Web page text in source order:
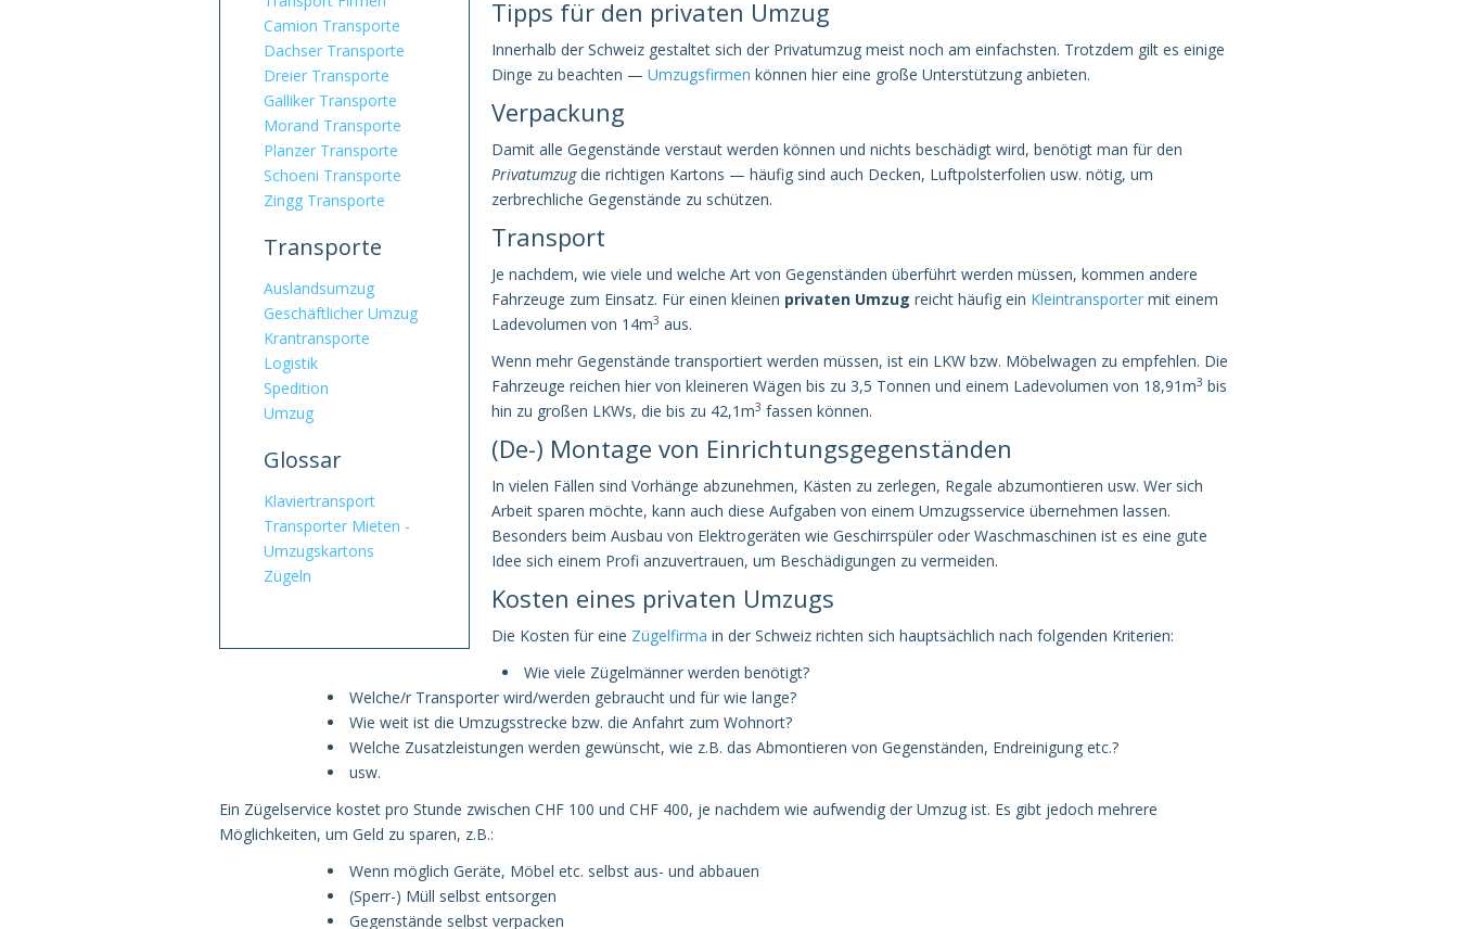
Camion Transporte
Dachser Transporte
Dreier Transporte
Galliker Transporte
Morand Transporte
Planzer Transporte
Schoeni Transporte
Zingg Transporte
Transporte
Auslandsumzug
Geschäftlicher Umzug
Krantransporte
Logistik
Spedition
Umzug
Glossar
Klaviertransport
Transporter Mieten -
Umzugskartons
Zügeln
Tipps für den privaten Umzug
Innerhalb der Schweiz gestaltet sich der Privatumzug meist noch am einfachsten. Trotzdem gilt es einige
Dinge zu beachten — Umzugsfirmen können hier eine große Unterstützung anbieten.
Verpackung
Damit alle Gegenstände verstaut werden können und nichts beschädigt wird, benötigt man für den
Privatumzugdie richtigen Kartons — häufig sind auch Decken, Luftpolsterfolien usw. nötig, um
zerbrechliche Gegenstände zu schützen.
Transport
Je nachdem, wie viele und welche Art von Gegenständen überführt werden müssen, kommen andere
Fahrzeuge zum Einsatz. Für einen kleinen privaten Umzug reicht häufig ein Kleintransporter mit einem
Ladevolumen von 14m3 aus.
Wenn mehr Gegenstände transportiert werden müssen, ist ein LKW bzw. Möbelwagen zu empfehlen. Die
Fahrzeuge reichen hier von kleineren Wägen bis zu 3,5 Tonnen und einem Ladevolumen von 18,91m3 bis
hin zu großen LKWs, die bis zu 42,1m3 fassen können.
(De-) Montage von Einrichtungsgegenständen
In vielen Fällen sind Vorhänge abzunehmen, Kästen zu zerlegen, Regale abzumontieren usw. Wer sich
Arbeit sparen möchte, kann auch diese Aufgaben von einem Umzugsservice übernehmen lassen.
Besonders beim Ausbau von Elektrogeräten wie Geschirrspüler oder Waschmaschinen ist es eine gute
Idee sich einem Profi anzuvertrauen, um Beschädigungen zu vermeiden.
Kosten eines privaten Umzugs
Die Kosten für eine Zügelfirma in der Schweiz richten sich hauptsächlich nach folgenden Kriterien:
Wie viele Zügelmänner werden benötigt?
Welche/r Transporter wird/werden gebraucht und für wie lange?
Wie weit ist die Umzugsstrecke bzw. die Anfahrt zum Wohnort?
Welche Zusatzleistungen werden gewünscht, wie z.B. das Abmontieren von Gegenständen, Endreinigung etc.?
usw.
Ein Zügelservice kostet pro Stunde zwischen CHF 100 und CHF 400, je nachdem wie aufwendig der Umzug ist. Es gibt jedoch mehrere
Möglichkeiten, um Geld zu sparen, z.B.:
Wenn möglich Geräte, Möbel etc. selbst aus- und abbauen
(Sperr-) Müll selbst entsorgen
Gegenstände selbst verpacken